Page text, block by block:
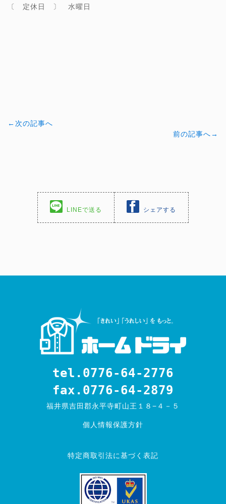
〔 定休日 〕 水曜日
←次の記事へ
前の記事へ→
LINEで送る シェアする
tel.0776-64-2776
fax.0776-64-2879
福井県吉田郡永平寺町山王１８−４－５
個人情報保護方針
特定商取引法に基づく表記